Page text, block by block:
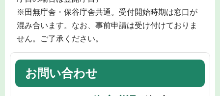
※田無庁舎・保谷庁舎共通。受付開始時期は窓口が
混み合います。なお、事前申請は受け付けておりま
せん。ご了承ください。
お問い合わせ